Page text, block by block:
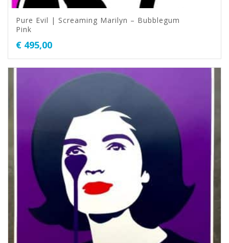
Pure Evil | Screaming Marilyn – Bubblegum
Pink
€ 495,00